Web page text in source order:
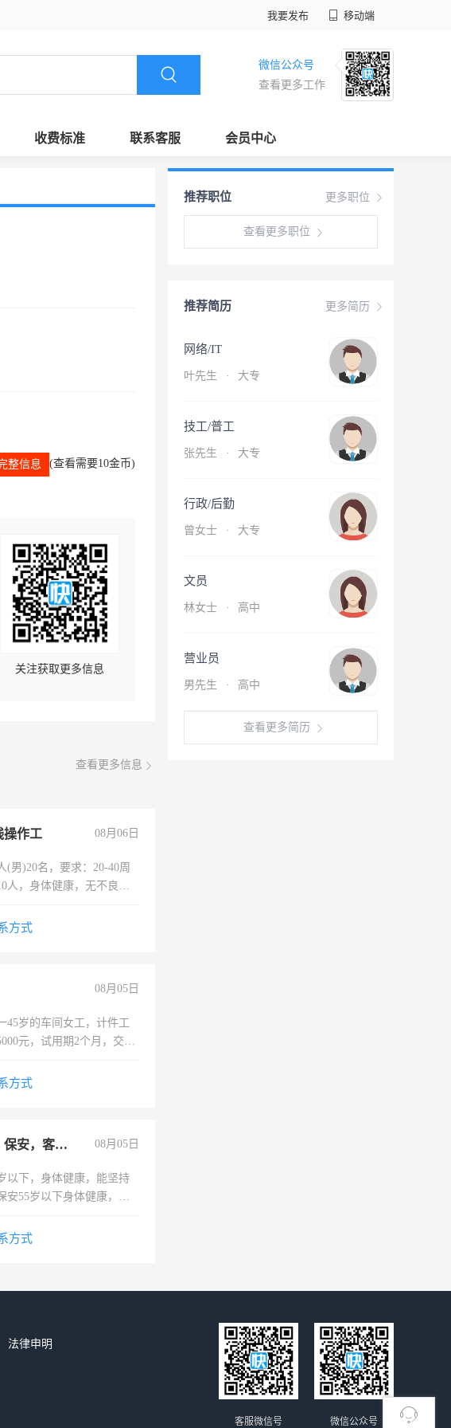
我要发布 移动端
微信公众号
查看更多工作
收费标准 联系客服 会员中心
整信息 (查看需要10金币)
关注获取更多信息
查看更多信息
操作工 08月06日
(男)20名，要求：20-40周
人，身体健康，无不良嗜
劳保用品，两班倒，每月
方式
08月05日
45岁的车间女工，计件工
元，试用期2个月，交五
方式
急招保洁，保安，客服，工程 08月05日
以下，身体健康，能坚持
安55岁以下身体健康，有
45岁以下高中以上文化，
方式
更多职位
推荐职位
查看更多职位
更多简历
推荐简历
网络/IT
叶先生 · 大专
技工/普工
张先生 · 大专
行政/后勤
曾女士 · 大专
文员
林女士 · 高中
营业员
男先生 · 高中
查看更多简历
法律申明
微信公众号
客服微信号